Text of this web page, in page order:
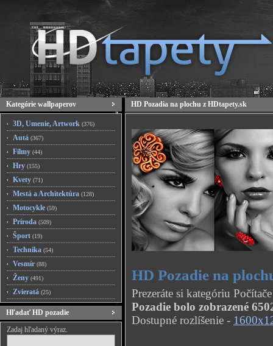
Kategórie wallpaperov
3D, Umenie, Artwork (376)
Autá (367)
Filmy (44)
Hry (155)
Kvety (71)
Mestá a Architektúra (128)
Motocykle (59)
Príroda (509)
Šport (19)
Technika (54)
Vesmír (88)
Ženy (491)
Zvieratá (25)
Hľadať HD pozadie
Zadaj hľadaný výraz.
HD Pozadia na plochu z HDtapety.sk
HD Pozadie na
Prezeráte si kategóriu
Pozadie bolo zobrazené
Dostupné rozlíšenie -